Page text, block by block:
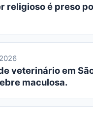
religioso é preso
veterinário em
maculosa.